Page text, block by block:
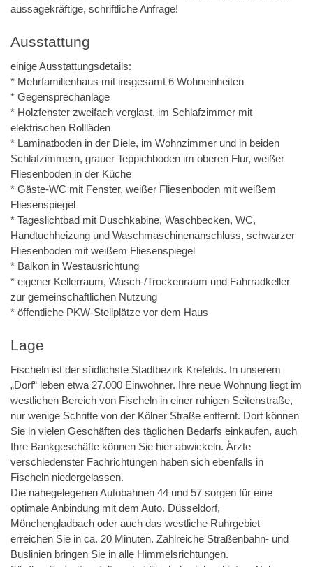
aussagekräftige, schriftliche Anfrage!
Ausstattung
einige Ausstattungsdetails:
* Mehrfamilienhaus mit insgesamt 6 Wohneinheiten
* Gegensprechanlage
* Holzfenster zweifach verglast, im Schlafzimmer mit
elektrischen Rollläden
* Laminatboden in der Diele, im Wohnzimmer und in beiden
Schlafzimmern, grauer Teppichboden im oberen Flur, weißer
Fliesenboden in der Küche
* Gäste-WC mit Fenster, weißer Fliesenboden mit weißem
Fliesenspiegel
* Tageslichtbad mit Duschkabine, Waschbecken, WC,
Handtuchheizung und Waschmaschinenanschluss, schwarzer
Fliesenboden mit weißem Fliesenspiegel
* Balkon in Westausrichtung
* eigener Kellerraum, Wasch-/Trockenraum und Fahrradkeller
zur gemeinschaftlichen Nutzung
* öffentliche PKW-Stellplätze vor dem Haus
Lage
Fischeln ist der südlichste Stadtbezirk Krefelds. In unserem
„Dorf“ leben etwa 27.000 Einwohner. Ihre neue Wohnung liegt im
westlichen Bereich von Fischeln in einer ruhigen Seitenstraße,
nur wenige Schritte von der Kölner Straße entfernt. Dort können
Sie in vielen Geschäften des täglichen Bedarfs einkaufen, auch
Ihre Bankgeschäfte können Sie hier abwickeln. Ärzte
verschiedenster Fachrichtungen haben sich ebenfalls in
Fischeln niedergelassen.
Die nahegelegenen Autobahnen 44 und 57 sorgen für eine
optimale Anbindung mit dem Auto. Düsseldorf,
Mönchengladbach oder auch das westliche Ruhrgebiet
erreichen Sie in ca. 20 Minuten. Zahlreiche Straßenbahn- und
Buslinien bringen Sie in alle Himmelsrichtungen.